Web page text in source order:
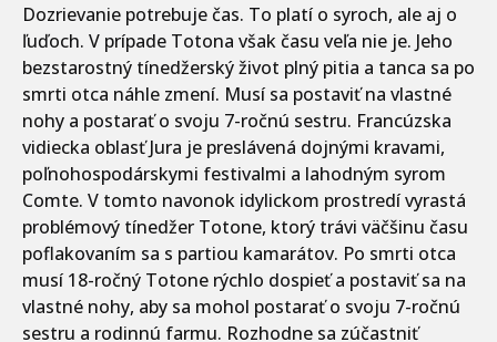
Dozrievanie potrebuje čas. To platí o syroch, ale aj o
ľuďoch. V prípade Totona však času veľa nie je. Jeho
bezstarostný tínedžerský život plný pitia a tanca sa po
smrti otca náhle zmení. Musí sa postaviť na vlastné
nohy a postarať o svoju 7-ročnú sestru. Francúzska
vidiecka oblasť Jura je preslávená dojnými kravami,
poľnohospodárskymi festivalmi a lahodným syrom
Comte. V tomto navonok idylickom prostredí vyrastá
problémový tínedžer Totone, ktorý trávi väčšinu času
poflakovaním sa s partiou kamarátov. Po smrti otca
musí 18-ročný Totone rýchlo dospieť a postaviť sa na
vlastné nohy, aby sa mohol postarať o svoju 7-ročnú
sestru a rodinnú farmu. Rozhodne sa zúčastniť